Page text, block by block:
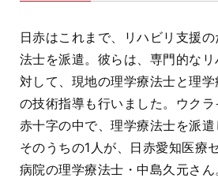
日赤はこれまで、リハビリ支援
法士を派遣。彼らは、専門的な
対して、現地の理学療法士と理
の技術指導も行いました。ウク
赤十字の中で、理学療法士を派遣
そのうちの1人が、日赤愛知医療
病院の理学療法士・中島久元さ